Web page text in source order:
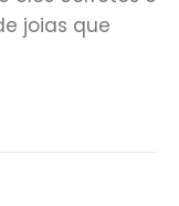
joias que